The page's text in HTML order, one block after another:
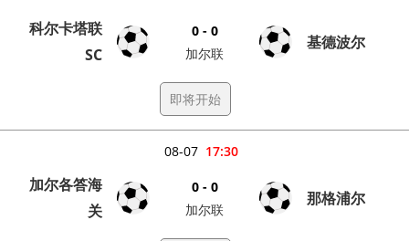
科尔卡塔联
SC
0 - 0
加尔联
基德波尔
即将开始
17:30
08-07
加尔各答海
关
0 - 0
加尔联
那格浦尔